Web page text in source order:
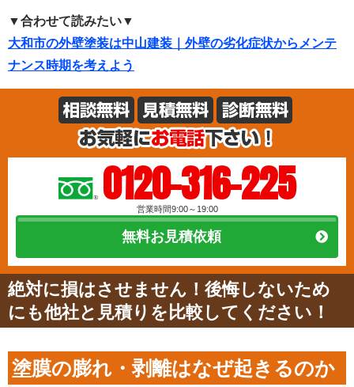
▼合わせて読みたい▼
大和市の外壁塗装は中山建装｜外壁の劣化症状からメンテ
ナンス時期を考えよう
0120-316-225
営業時間9:00～19:00
無料お見積依頼
絶対に損はさせません！後悔しないため
にも他社と見積りを比較してください！
塗膜の膨れ・剥離はなぜ起きるのか